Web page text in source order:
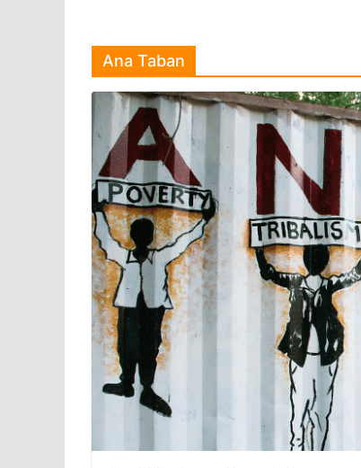
Ana Taban